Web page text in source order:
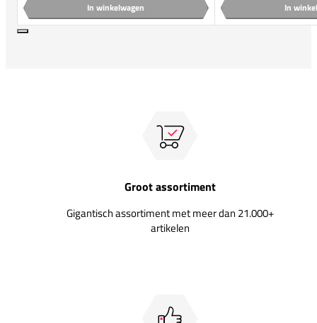
In winkelwagen In
Groot assortiment
Gigantisch assortiment met meer dan 21.000+
artikelen